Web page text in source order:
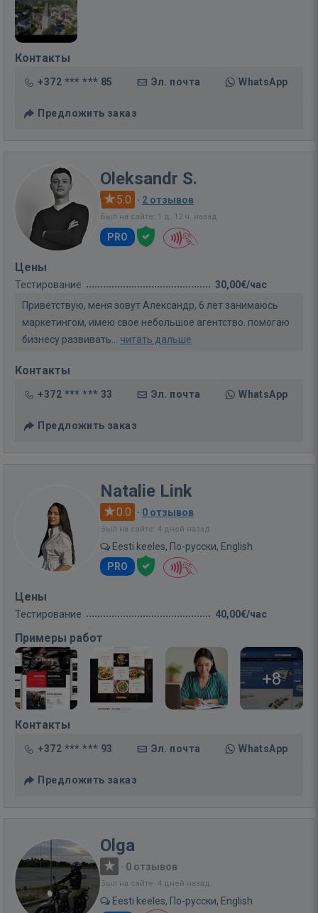
Контакты
+372 *** *** 85 Эл. почта WhatsApp
Предложить заказ
Oleksandr S.
5.0 · 2 отзывов
Был на сайте: 1 д. 12 ч. назад
PRO
Цены
Тестирование
30,00€/час
Приветствую, меня зовут Александр, 6 лет занимаюсь
маркетингом, имею свое небольшое агентство. помогаю
бизнесу развивать... читать дальше
Контакты
+372 *** *** 33 Эл. почта WhatsApp
Предложить заказ
Natalie Link
0.0 · 0 отзывов
Был на сайте: 4 дней назад
Eesti keeles, По-русски, English
PRO
Цены
Тестирование 40,00€/час
Примеры работ
+8
Контакты
+372 *** *** 93 Эл. почта WhatsApp
Предложить заказ
Olga
· 0 отзывов
Был на сайте: 4 дней назад
Eesti keeles, По-русски, English